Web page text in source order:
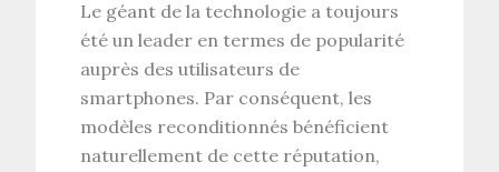
Le géant de la technologie a toujours
été un leader en termes de popularité
auprès des utilisateurs de
smartphones. Par conséquent, les
modèles reconditionnés bénéficient
naturellement de cette réputation,